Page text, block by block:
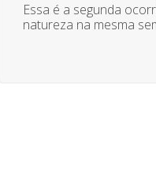
Essa é a segunda
natureza na mesma